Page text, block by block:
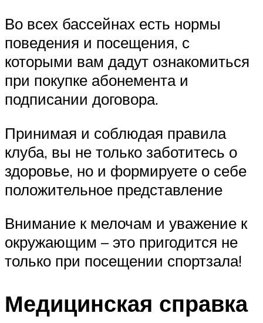
Во всех бассейнах есть нормы
поведения и посещения, с
которыми вам дадут ознакомиться
при покупке абонемента и
подписании договора.
Принимая и соблюдая правила
клуба, вы не только заботитесь о
здоровье, но и формируете о себе
положительное представление
Внимание к мелочам и уважение к
окружающим – это пригодится не
только при посещении спортзала!
Медицинская справка